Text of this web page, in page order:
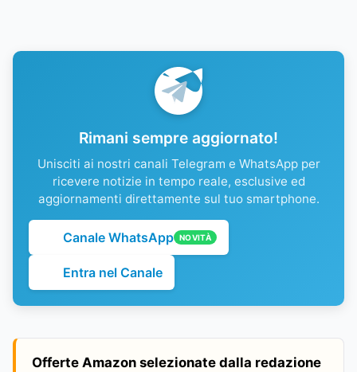
Rimani sempre aggiornato!
Unisciti ai nostri canali Telegram e WhatsApp per
ricevere notizie in tempo reale, esclusive ed
aggiornamenti direttamente sul tuo smartphone.
Canale WhatsApp NOVITÀ
Entra nel Canale
Offerte Amazon selezionate dalla redazione